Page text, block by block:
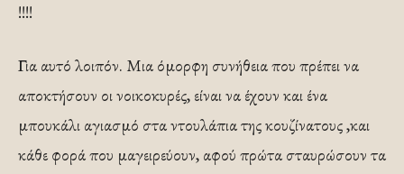
!!!!
Για αυτό λοιπόν. Μια όμορφη συνήθεια που πρέπει να
αποκτήσουν οι νοικοκυρές, είναι να έχουν και ένα
μπουκάλι αγιασμό στα ντουλάπια της κουζίνατους ,και
κάθε φορά που μαγειρεύουν, αφού πρώτα σταυρώσουν τα